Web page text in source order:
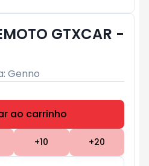
GTXCAR -
Genno
ao carrinho
+10 +20